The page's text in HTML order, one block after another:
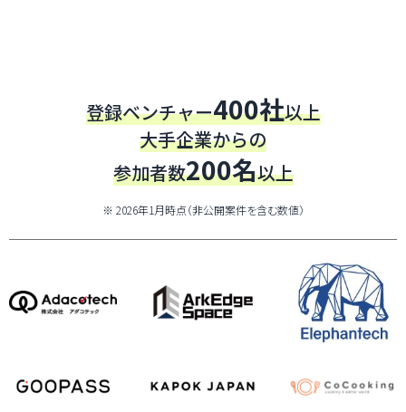
登録ベンチャー400社以上
大手企業からの
参加者数200名以上
※ 2026年1月時点（非公開案件を含む数値）